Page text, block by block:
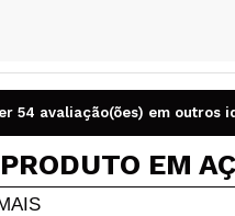
54 avaliação(ões) em outros
EM